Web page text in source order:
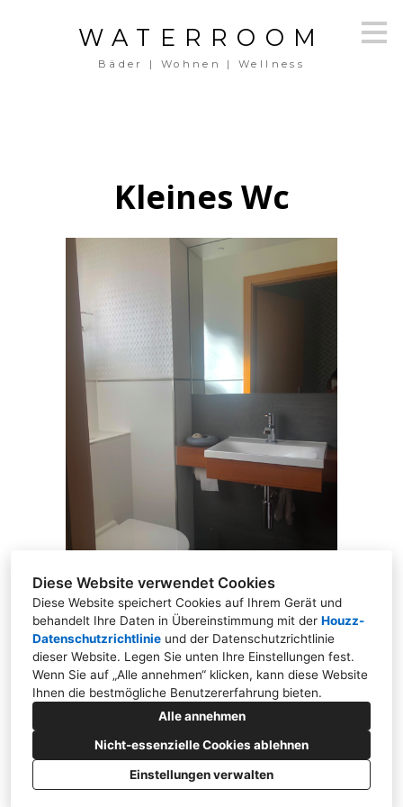
Diese Website verwendet Cookies
Diese Website speichert Cookies auf Ihrem Gerät und
behandelt Ihre Daten in Übereinstimmung mit der Houzz-
Datenschutzrichtlinie und der Datenschutzrichtlinie
dieser Website. Legen Sie unten Ihre Einstellungen fest.
Wenn Sie auf „Alle annehmen“ klicken, kann diese Website
Ihnen die bestmögliche Benutzererfahrung bieten.
Alle annehmen
Nicht-essenzielle Cookies ablehnen
Einstellungen verwalten
Hauptinhalten
überspringenWATERROOM
Bäder | Wohnen | Wellness
HOME
ÜBER UNS
REFERENZEN
KONTAKT
Kleines Wc
Brandenburger Straße 16, 04103 Leipzig
+49 341 23456129
Datenschutzrichtlinie Impressum Cookie-Einstellungen